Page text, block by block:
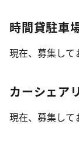
時間貸駐車
現在、募集して
カーシェア
現在、募集して